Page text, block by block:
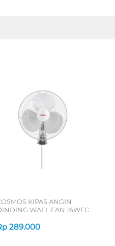
KIPAS ANGIN
WALL FAN 16WFC
289.000